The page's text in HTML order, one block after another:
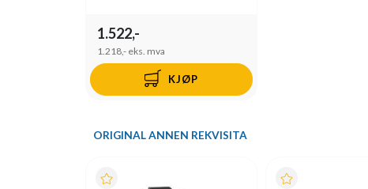
1.522,-
1.218,- eks. mva
KJØP
ORIGINAL ANNEN REKVISITA